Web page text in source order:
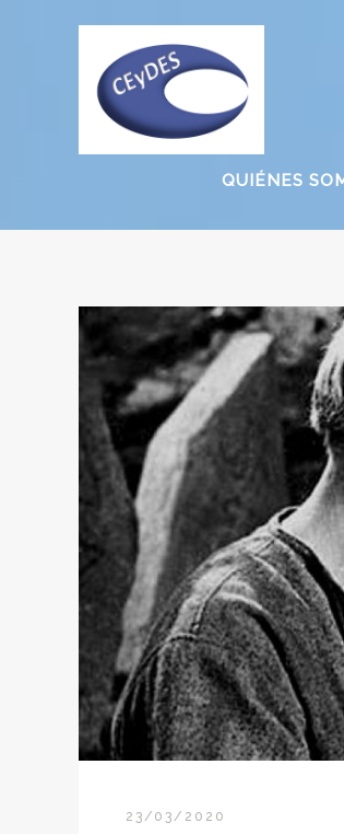
QUIÉNES
23/03/2020